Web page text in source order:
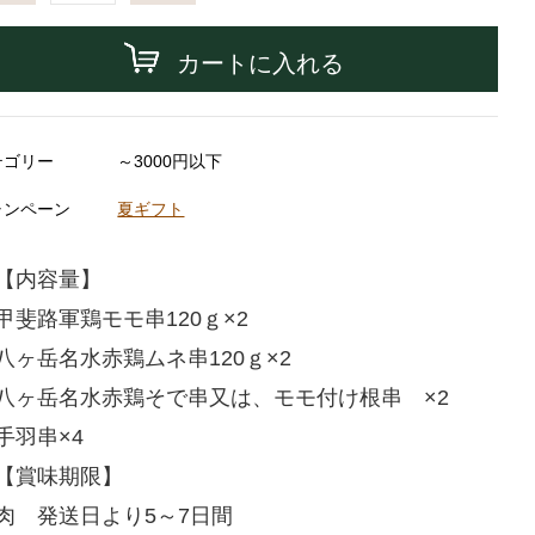
カートに入れる
ゴリー ～3000円以下
ンペーン 夏ギフト
内容量】
斐路軍鶏モモ串120ｇ×2
ヶ岳名水赤鶏ムネ串120ｇ×2
ヶ岳名水赤鶏そで串又は、モモ付け根串 ×2
羽串×4
賞味期限】
発送日より5～7日間